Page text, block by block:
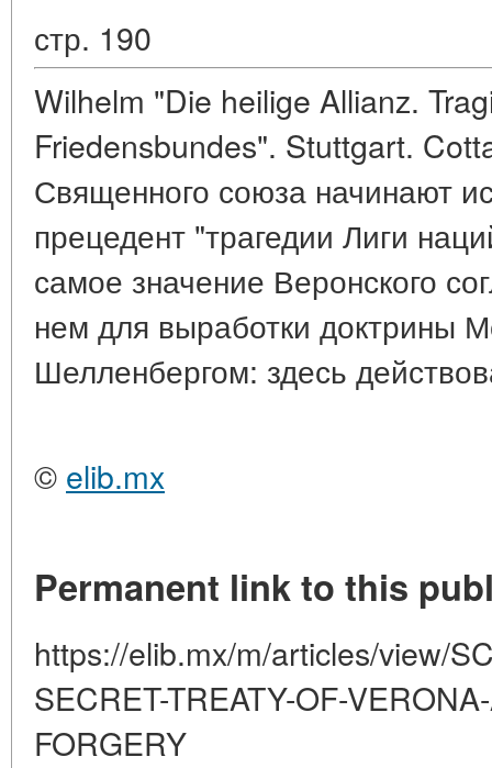
стр. 190
Wilhelm "Die heilige Allianz.
Friedensbundes". Stuttgart.
Священного союза начинают
прецедент "трагедии Лиги
самое значение Веронского
нем для выработки доктрины
Шелленбергом: здесь
© elib.mx
Permanent link to this
https://elib.mx/m/articles/view/
SECRET-TREATY-OF-
FORGERY